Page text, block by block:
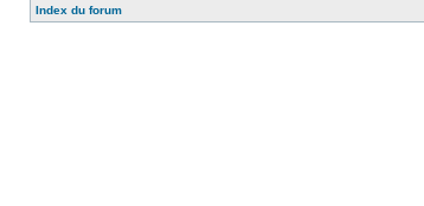
Index du forum